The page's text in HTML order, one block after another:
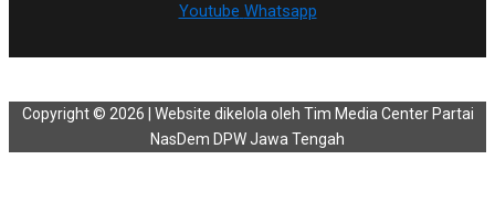
Youtube Whatsapp
Copyright © 2026 | Website dikelola oleh Tim Media Center Partai
NasDem DPW Jawa Tengah